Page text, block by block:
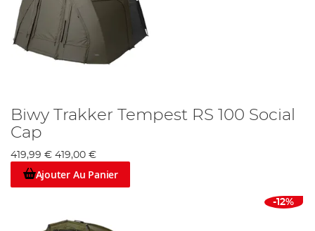
Biwy Trakker Tempest RS 100 Social
Cap
419,99 € 419,00 €
Ajouter Au Panier
-12%